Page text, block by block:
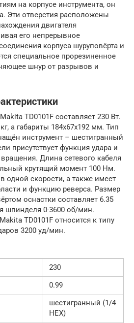
на корпусе инструмента, он
Эти отверстия расположены
двигателя
его непрерывное
корпуса шуруповёрта и
специальное прорезиненное
шнур от разрывов и
TD0101F составляет 230 Вт.
а габариты 184х67х192 мм. Тип
инструмент – шестигранный
присутствует функция удара и
Длина сетевого кабеля
крутящий момент 100 Нм.
одной скорости, а также имеет
и функцию реверса. Размер
оснастки составляет 6.35
шпинделя 0-3600 об/мин.
TD0101F относится к типу
3200 уд/мин.
230
0.99
шестигранный (1/4
НЕХ)